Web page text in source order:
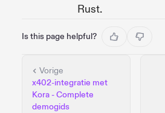
Rust.
Is this page helpful?
Vorige
x402-integratie met
Kora - Complete
demogids